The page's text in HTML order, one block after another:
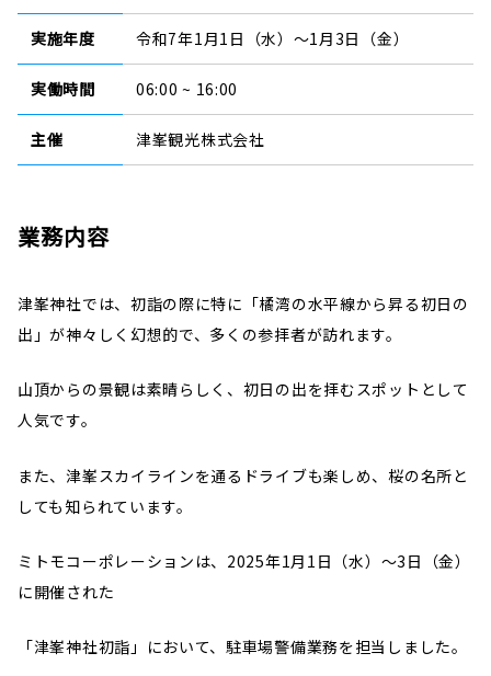
実施年度 令和7年1月1日（水）～1月3日（金）
実働時間 06:00 ~ 16:00
主催 津峯観光株式会社
業務内容
津峯神社では、初詣の際に特に「橘湾の水平線から昇る初日の
出」が神々しく幻想的で、多くの参拝者が訪れます。
山頂からの景観は素晴らしく、初日の出を拝むスポットとして
人気です。
また、津峯スカイラインを通るドライブも楽しめ、桜の名所と
しても知られています。
ミトモコーポレーションは、2025年1月1日（水）～3日（金）
に開催された
「津峯神社初詣」において、駐車場警備業務を担当しました。